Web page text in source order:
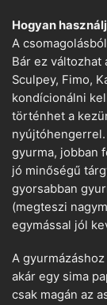
Hogyan
A
Bár ez változhat
Sculpey, Fimo,
kondícionálni
történhet a
gyurma, jobban
jó minőségű
gyorsabban
(megteszi
egymással jól
A
akár egy sima
csak magán az